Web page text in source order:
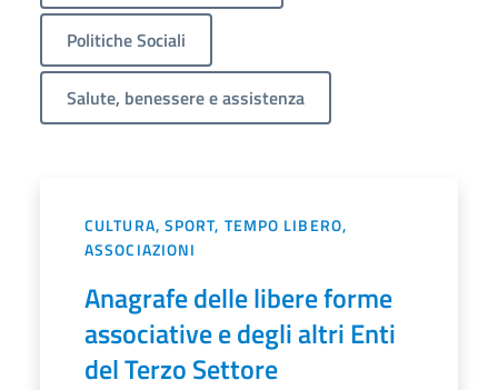
Politiche Sociali
Salute, benessere e assistenza
CULTURA, SPORT, TEMPO LIBERO,
ASSOCIAZIONI
Anagrafe delle libere forme
associative e degli altri Enti
del Terzo Settore